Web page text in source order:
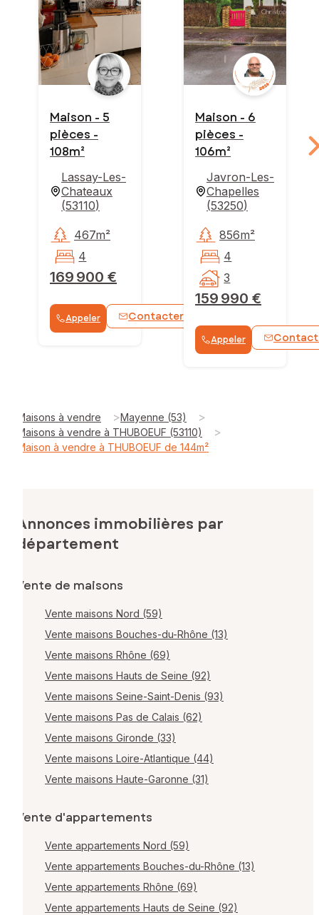
Maison - 5
pièces -
108m²
Lassay-Les-
Chateaux
(53110)
169 900 €
467m²
4
Appeler Contacter
Maison - 6
pièces -
106m²
Javron-Les-
Chapelles
(53250)
159 990 €
856m²
4
3
Appeler
Maisons à vendre >Mayenne (53) >
Maisons à vendre à THUBOEUF (53110) >
Maison à vendre à THUBOEUF de 144m²
Annonces immobilières par
département
Vente de maisons
Vente maisons Nord (59)
Vente maisons Bouches-du-Rhône (13)
Vente maisons Rhône (69)
Vente maisons Hauts de Seine (92)
Vente maisons Seine-Saint-Denis (93)
Vente maisons Pas de Calais (62)
Vente maisons Gironde (33)
Vente maisons Loire-Atlantique (44)
Vente maisons Haute-Garonne (31)
Vente d'appartements
Vente appartements Nord (59)
Vente appartements Bouches-du-Rhône (13)
Vente appartements Rhône (69)
Vente appartements Hauts de Seine (92)